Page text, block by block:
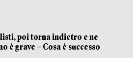
poi torna indietro e ne
è grave – Cosa è successo